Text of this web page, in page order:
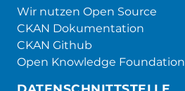
Wir nutzen Open Source
CKAN Dokumentation
CKAN Github
Open Knowledge Foundation